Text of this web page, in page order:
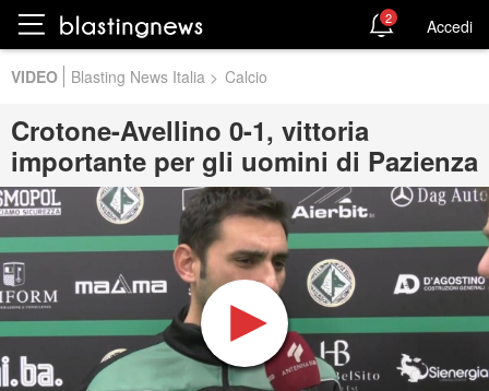
VIDEO Blasting News Italia > Calcio
Crotone-Avellino 0-1, vittoria
importante per gli uomini di Pazienza
2 Accedi